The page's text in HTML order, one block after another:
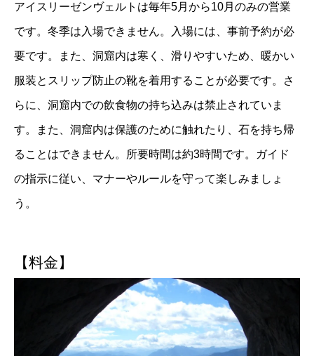
アイスリーゼンヴェルトは毎年5月から10月のみの営業
です。冬季は入場できません。入場には、事前予約が必
要です。また、洞窟内は寒く、滑りやすいため、暖かい
服装とスリップ防止の靴を着用することが必要です。さ
らに、洞窟内での飲食物の持ち込みは禁止されていま
す。また、洞窟内は保護のために触れたり、石を持ち帰
ることはできません。所要時間は約3時間です。ガイド
の指示に従い、マナーやルールを守って楽しみましょ
う。
【料金】